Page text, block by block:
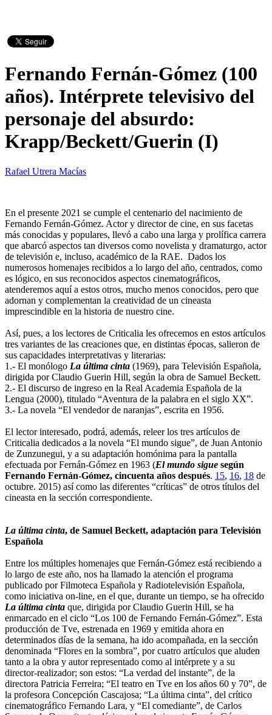
Fernando Fernán-Gómez (100
años). Intérprete televisivo del
personaje del absurdo:
Krapp/Beckett/Guerin (I)
Rafael Utrera Macías
En el presente 2021 se cumple el centenario del nacimiento de
Fernando Fernán-Gómez. Actor y director de cine, en sus facetas
más conocidas y populares, llevó a cabo una larga y prolífica carrera
que abarcó aspectos tan diversos como novelista y dramaturgo, actor
de televisión e, incluso, académico de la RAE. Dados los
numerosos homenajes recibidos a lo largo del año, centrados, como
es lógico, en sus reconocidos aspectos cinematográficos,
atenderemos aquí a estos otros, mucho menos conocidos, pero que
adornan y complementan la creatividad de un cineasta
imprescindible en la historia de nuestro cine.
Así, pues, a los lectores de Criticalia les ofrecemos en estos artículos
tres variantes de las creaciones que, en distintas épocas, salieron de
sus capacidades interpretativas y literarias:
1.- El monólogo La última cinta (1969), para Televisión Española,
dirigida por Claudio Guerin Hill, según la obra de Samuel Beckett.
2.- El discurso de ingreso en la Real Academia Española de la
Lengua (2000), titulado “Aventura de la palabra en el siglo XX”.
3.- La novela “El vendedor de naranjas”, escrita en 1956.
El lector interesado, podrá, además, releer los tres artículos de
Criticalia dedicados a la novela “El mundo sigue”, de Juan Antonio
de Zunzunegui, y a su adaptación homónima para la pantalla
efectuada por Fernán-Gómez en 1963 (El mundo sigue según
Fernando Fernán-Gómez, cincuenta años después. 15, 16, 18 de
octubre. 2015) así como las diferentes “críticas” de otros títulos del
cineasta en la sección correspondiente.
La última cinta, de Samuel Beckett, adaptación para Televisión
Española
Entre los múltiples homenajes que Fernán-Gómez está recibiendo a
lo largo de este año, nos ha llamado la atención el programa
publicado por Filmoteca Española y Radiotelevisión Española,
como iniciativa on-line, en el que, durante un tiempo, se ha ofrecido
La última cinta que, dirigida por Claudio Guerin Hill, se ha
enmarcado en el ciclo “Los 100 de Fernando Fernán-Gómez”. Esta
producción de Tve, estrenada en 1969 y emitida ahora en
determinados días de la semana, ha ido acompañada, en la sección
denominada “Flores en la sombra”, por cuatro artículos que aluden
tanto a la obra y autor representado como al intérprete y a su
director-realizador; son estos: “La verdad del instante”, de la
directora Patricia Ferreira; “El teatro en Tve en los años 60 y 70”, de
la profesora Concepción Cascajosa; “La última cinta”, del crítico
cinematográfico Fernando Lara, y “El comediante”, de Carlos